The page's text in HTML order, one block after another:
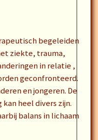
begeleiden
ziekte, trauma,
in relatie ,
geconfronteerd.
en jongeren. De
heel divers zijn.
balans in lichaam